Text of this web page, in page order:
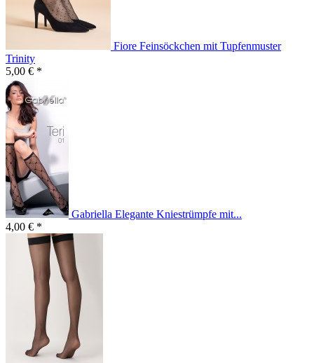
Fiore Feinsöckchen mit Tupfenmuster
Trinity
5,00 € *
Gabriella Elegante Kniestrümpfe mit...
4,00 € *